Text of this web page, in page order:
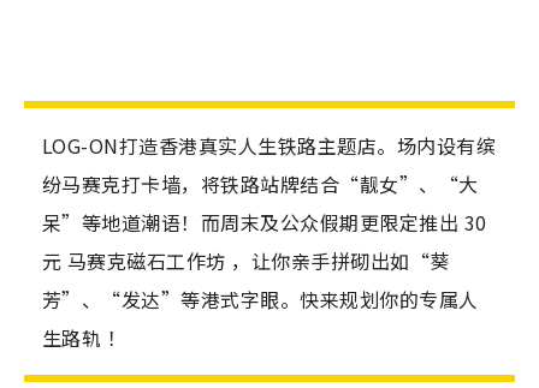
LOG-ON打造香港真实人生铁路主题店。场内设有缤
纷马赛克打卡墙，将铁路站牌结合“靓女”、“大
呆”等地道潮语！而周末及公众假期更限定推出 30
元 马赛克磁石工作坊 ，让你亲手拼砌出如“葵
芳”、“发达”等港式字眼。快来规划你的专属人
生路轨 ！